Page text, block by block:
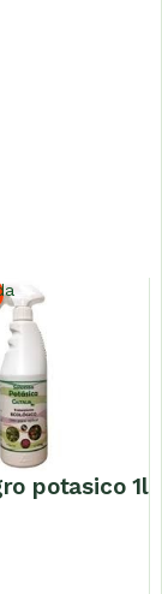
potasico 1l